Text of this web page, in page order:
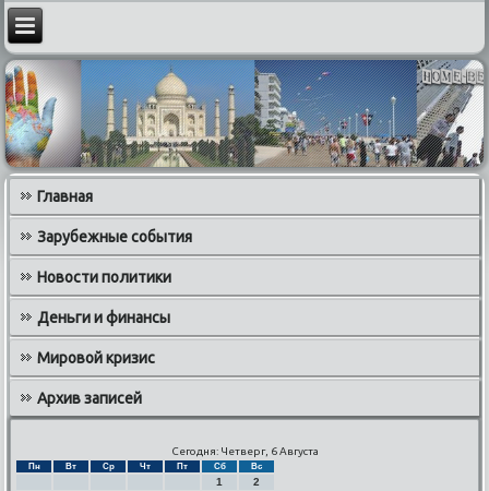
Главная
Зарубежные события
Новости политики
Деньги и финансы
Мировой кризис
Архив записей
Сегодня: Четверг, 6 Августа
Пн Вт Ср Чт Пт Сб Вс
1
2